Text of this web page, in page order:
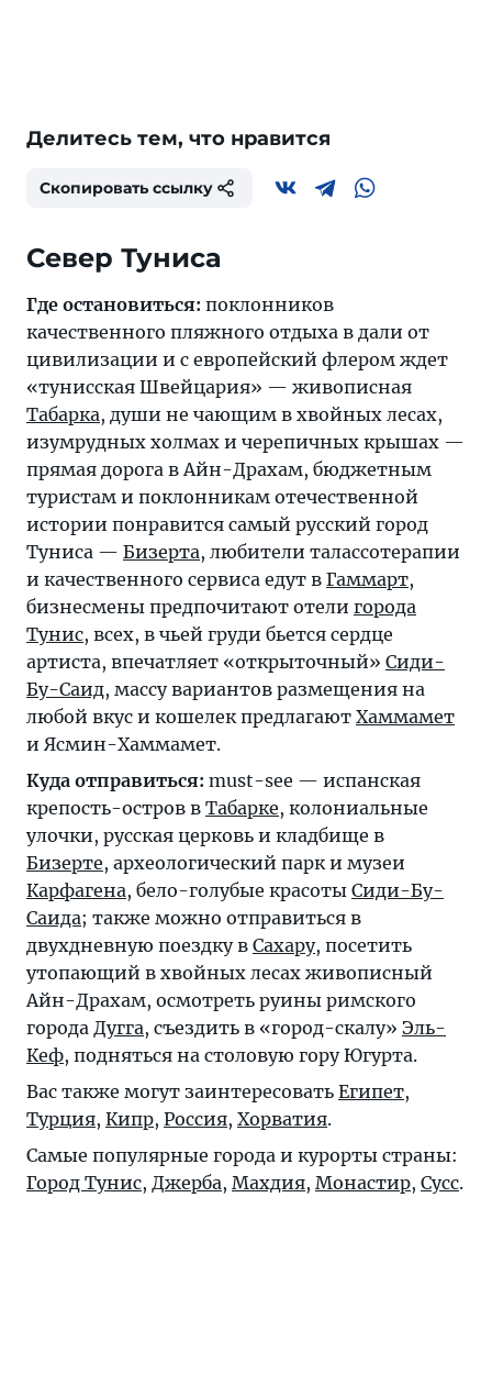
Делитесь тем, что нравится
Скопировать ссылку
Север Туниса
Где остановиться: поклонников
качественного пляжного отдыха в дали от
цивилизации и с европейский флером ждет
«тунисская Швейцария» — живописная
Табарка, души не чающим в хвойных лесах,
изумрудных холмах и черепичных крышах —
прямая дорога в Айн-Драхам, бюджетным
туристам и поклонникам отечественной
истории понравится самый русский город
Туниса — Бизерта, любители талассотерапии
и качественного сервиса едут в Гаммарт,
бизнесмены предпочитают отели города
Тунис, всех, в чьей груди бьется сердце
артиста, впечатляет «открыточный» Сиди-
Бу-Саид, массу вариантов размещения на
любой вкус и кошелек предлагают Хаммамет
и Ясмин-Хаммамет.
Куда отправиться: must-see — испанская
крепость-остров в Табарке, колониальные
улочки, русская церковь и кладбище в
Бизерте, археологический парк и музеи
Карфагена, бело-голубые красоты Сиди-Бу-
Саида; также можно отправиться в
двухдневную поездку в Сахару, посетить
утопающий в хвойных лесах живописный
Айн-Драхам, осмотреть руины римского
города Дугга, съездить в «город-скалу» Эль-
Кеф, подняться на столовую гору Югурта.
Вас также могут заинтересовать Египет,
Турция, Кипр, Россия, Хорватия.
Самые популярные города и курорты страны:
Город Тунис, Джерба, Махдия, Монастир, Сусс.